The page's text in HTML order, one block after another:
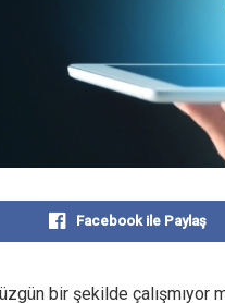
Facebook ile Paylaş
bir şekilde